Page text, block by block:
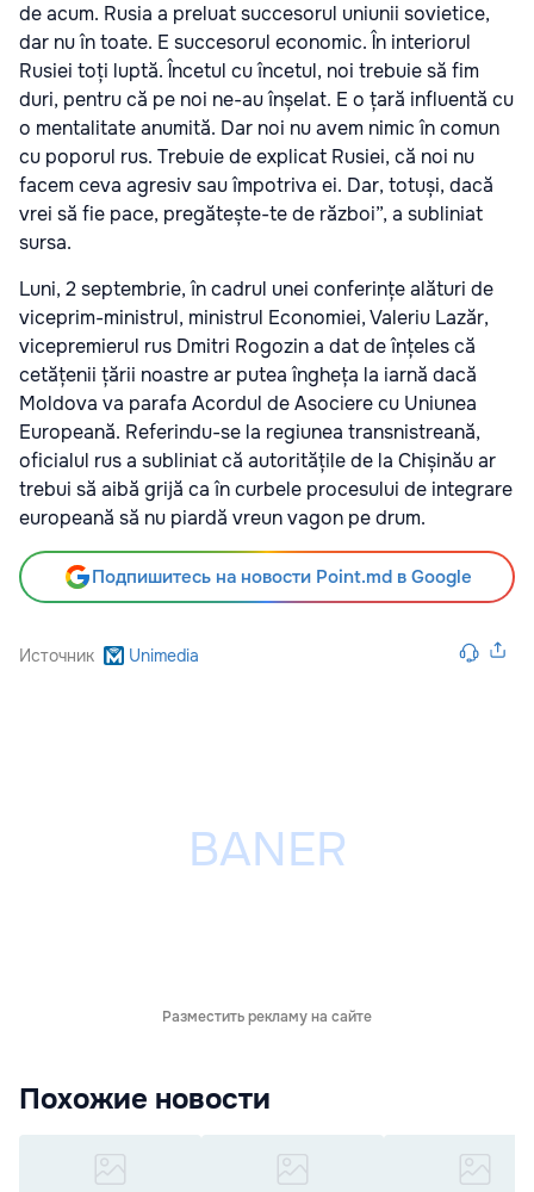
de acum. Rusia a preluat succesorul uniunii sovietice,
dar nu în toate. E succesorul economic. În interiorul
Rusiei toți luptă. Încetul cu încetul, noi trebuie să fim
duri, pentru că pe noi ne-au înșelat. E o țară influentă cu
o mentalitate anumită. Dar noi nu avem nimic în comun
cu poporul rus. Trebuie de explicat Rusiei, că noi nu
facem ceva agresiv sau împotriva ei. Dar, totuși, dacă
vrei să fie pace, pregătește-te de război”, a subliniat
sursa.
Luni, 2 septembrie, în cadrul unei conferințe alături de
viceprim-ministrul, ministrul Economiei, Valeriu Lazăr,
vicepremierul rus Dmitri Rogozin a dat de înțeles că
cetățenii țării noastre ar putea îngheța la iarnă dacă
Moldova va parafa Acordul de Asociere cu Uniunea
Europeană. Referindu-se la regiunea transnistreană,
oficialul rus a subliniat că autoritățile de la Chișinău ar
trebui să aibă grijă ca în curbele procesului de integrare
europeană să nu piardă vreun vagon pe drum.
Подпишитесь на новости Point.md в Google
Источник Unimedia
Разместить рекламу на сайте
Похожие новости